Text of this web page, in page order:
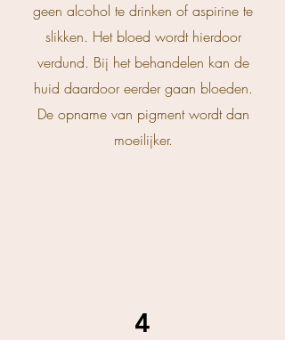
geen alcohol te drinken of aspirine te
slikken. Het bloed wordt hierdoor
verdund. Bij het behandelen kan de
huid daardoor eerder gaan bloeden.
De opname van pigment wordt dan
moeilijker.
4